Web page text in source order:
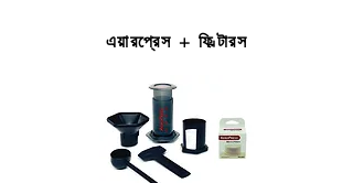
এয়ারপ্রেস + ফিল্টারস